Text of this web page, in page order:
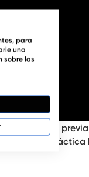
experiencia
y pon en
para
una
sobre las